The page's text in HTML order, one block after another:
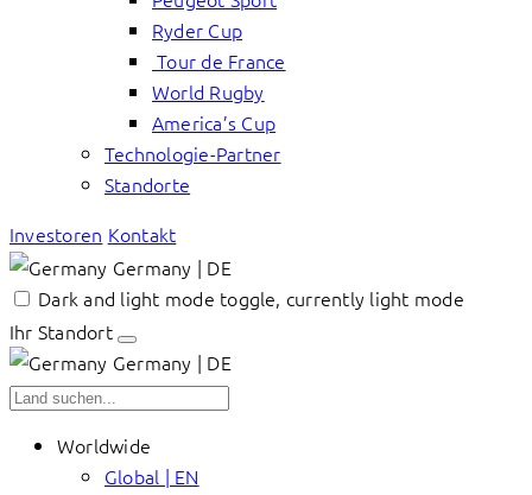
Ryder Cup
Tour de France
World Rugby
America’s Cup
Technologie-Partner
Standorte
Investoren Kontakt
Germany | DE
Dark and light mode toggle, currently light mode
Ihr Standort
Germany | DE
Worldwide
Global | EN